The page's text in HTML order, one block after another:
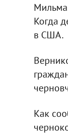
Когда
в США.
Как